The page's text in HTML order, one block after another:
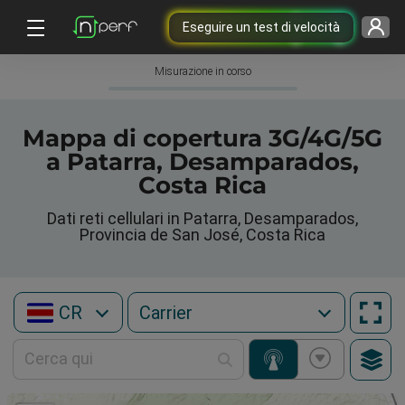
Eseguire un test di velocità
Misurazione in corso
Mappa di copertura 3G/4G/5G
a Patarra, Desamparados,
Costa Rica
Dati reti cellulari in Patarra, Desamparados,
Provincia de San José, Costa Rica
CR